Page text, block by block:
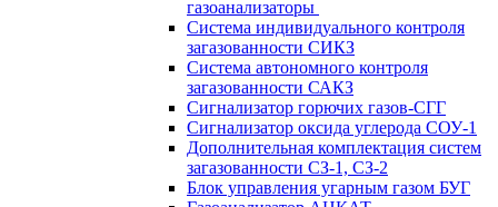
газоанализаторы
Система индивидуального контроля
загазованности СИКЗ
Система автономного контроля
загазованности САКЗ
Сигнализатор горючих газов-СГГ
Сигнализатор оксида углерода СОУ-1
Дополнительная комплектация систем
загазованности СЗ-1, СЗ-2
Блок управления угарным газом БУГ